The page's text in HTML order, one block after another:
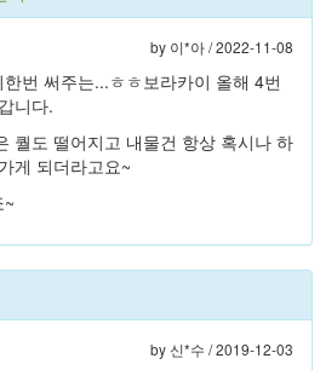
by 이*아 /2022-11-08
번 써주는...ㅎㅎ보라카이 올해 4번
니다.
퀄도 떨어지고 내물건 항상 혹시나 하
게 되더라고요~
by 신*수 /2019-12-03